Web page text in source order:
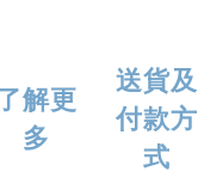
解更
多
送貨及
付款方
式